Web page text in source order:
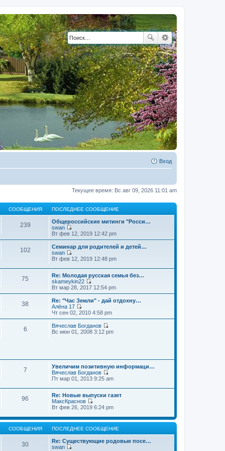
Вход
Текущее время: Вс авг 09, 2026 11:01 am
СООБЩЕНИЯ ПОСЛЕДНЕЕ СООБЩЕНИЕ
239
Общероссийские митинги "Росси…
swan
П
е
р
е
й
т
и
к
п
о
с
л
е
д
м
у
б
щ
е
н
ю
Вт фев 12, 2019 12:42 pm
102
Семинар для родителей и детей…
swan
П
р
е
й
т
и
к
п
о
с
л
е
у
с
о
о
щ
е
н
и
Вт фев 12, 2019 12:48 pm
75
Re: Молодая русская семья без…
skameykin22
П
е
р
е
й
к
п
е
д
н
е
у
с
о
о
щ
н
ю
Вт мар 28, 2017 12:54 pm
38
Re: "Час Земли" - дай отдохну…
Алёна 17
П
е
р
е
й
п
о
с
л
д
н
е
м
с
о
о
щ
Чт сен 02, 2010 4:58 pm
6
Вячеслав Богданов
П
т
и
п
л
д
е
м
у
с
Вс июн 01, 2008 3:12 pm
7
Увеличим позитивную информаци…
Вячеслав Богданов
П
р
е
т
к
п
о
л
Пт мар 01, 2013 9:25 am
96
Re: Новые выпуски газет
МаксКраснов
П
р
е
й
т
и
Вт фев 26, 2019 6:24 pm
СООБЩЕНИЯ ПОСЛЕДНЕЕ СООБЩЕНИЕ
30
Re: Существующие родовые посе…
swan